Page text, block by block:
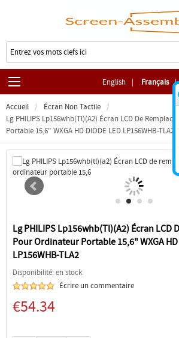
English | Français |
Accueil
Écran Non Tactile
Lg PHILIPS Lp156whb(tl)(a2) Écran LCD De
Portable 15,6" WXGA HD DIODE LED LP156WHB-TLA2
Lg PHILIPS Lp156whb(tl)(a2) Écran LCD
Pour Ordinateur Portable 15,6" WXGA HD
LP156WHB-TLA2
Disponibilité: en stock
Écrire un commentaire
€54.34